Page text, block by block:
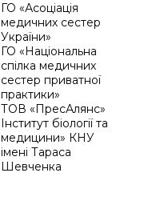
ГО «Асоціація
медичних сестер
України»
ГО «Національна
спілка медичних
сестер приватної
практики»
ТОВ «ПресАлянс»
Інститут біології та
медицини» КНУ
імені Тараса
Шевченка